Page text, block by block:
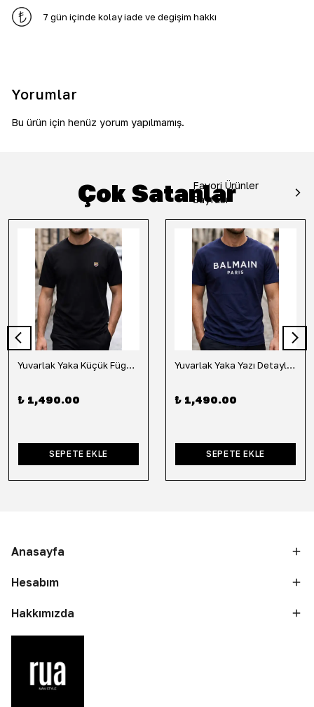
7 gün içinde kolay iade ve değişim hakkı
Yorumlar
Bu ürün için henüz yorum yapılmamış.
Çok Satanlar
Favori Ürünler
Sayfası
Yuvarlak Yaka Küçük Fügür Detaylı Tişört-Siyah
₺ 1,490.00
SEPETE EKLE
Yuvarlak Yaka Yazı Detaylı Tişört-Lacivert
₺ 1,490.00
SEPETE EKLE
Anasayfa
Hesabım
Hakkımızda